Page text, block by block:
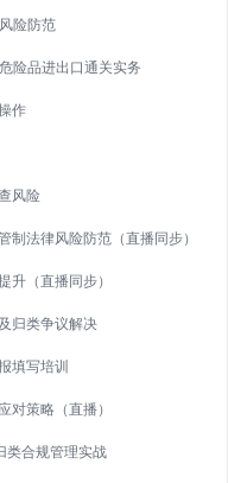
险防范
险品进出口通关实务
作
风险
制法律风险防范（直播同步）
升（直播同步）
归类争议解决
填写培训
对策略（直播）
类合规管理实战